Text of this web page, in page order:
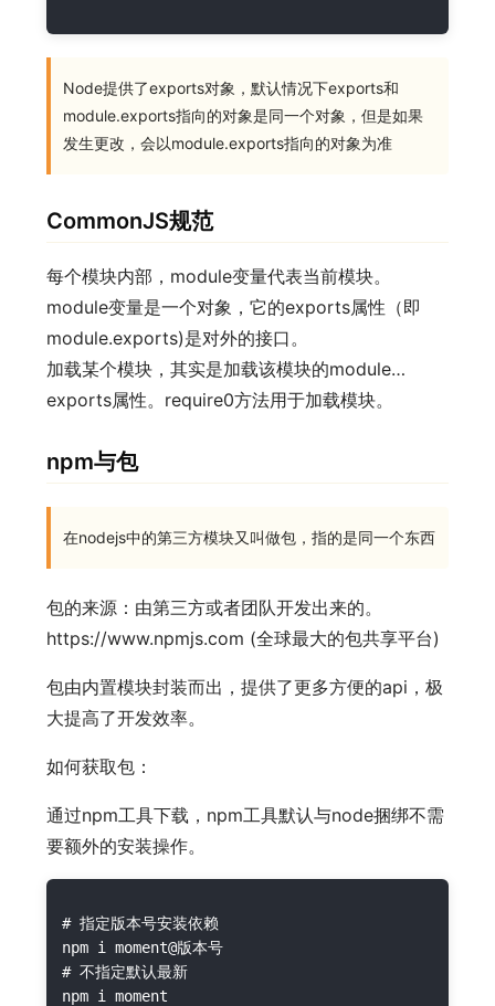
Node提供了exports对象，默认情况下exports和
module.exports指向的对象是同一个对象，但是如果
发生更改，会以module.exports指向的对象为准
CommonJS规范
每个模块内部，module变量代表当前模块。
module变量是一个对象，它的exports属性（即
module.exports)是对外的接口。
加载某个模块，其实是加载该模块的module…
exports属性。require0方法用于加载模块。
npm与包
在nodejs中的第三方模块又叫做包，指的是同一个东西
包的来源：由第三方或者团队开发出来的。
https://www.npmjs.com (全球最大的包共享平台)
包由内置模块封装而出，提供了更多方便的api，极
大提高了开发效率。
如何获取包：
通过npm工具下载，npm工具默认与node捆绑不需
要额外的安装操作。
# 指定版本号安装依赖
npm i moment@版本号
# 不指定默认最新
npm i moment